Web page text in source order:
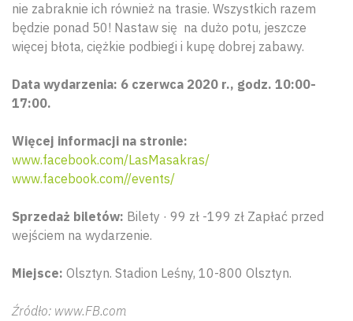
nie zabraknie ich również na trasie. Wszystkich razem
będzie ponad 50! Nastaw się na dużo potu, jeszcze
więcej błota, ciężkie podbiegi i kupę dobrej zabawy.
Data wydarzenia: 6 czerwca 2020 r., godz. 10:00-
17:00.
Więcej informacji na stronie:
www.facebook.com/LasMasakras/
www.facebook.com//events/
Sprzedaż biletów: Bilety · 99 zł -199 zł Zapłać przed
wejściem na wydarzenie.
Miejsce: Olsztyn. Stadion Leśny, 10-800 Olsztyn.
Źródło: www.FB.com